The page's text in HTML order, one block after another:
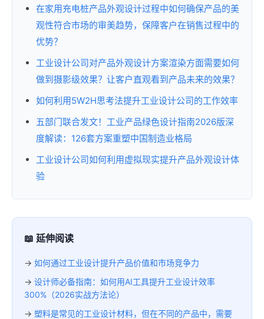
在家用充电桩产品外观设计过程中如何确保产品的美
观性符合市场的审美趋势，保障客户在销售过程中的
优势？
工业设计公司对产品外观设计方案渲染方面需要如何
做到摄影级效果？让客户直观看到产品未来的效果？
如何利用5W2H思考法提升工业设计公司的工作效率
五部门联合发文！工业产品绿色设计指南2026版深
度解读：126套方案重塑中国制造业格局
工业设计公司如何利用虚拟现实提升产品外观设计体
验
📖 延伸阅读
→ 如何通过工业设计提升产品价值和市场竞争力
→ 设计师必备指南：如何用AI工具提升工业设计效率
300%（2026实战方法论）
→ 塑料是常见的工业设计材料，但在不同的产品中，需要